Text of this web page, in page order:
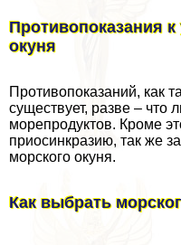
Противопоказания
окуня
Противопоказаний, как
существует, разве – что
морепродуктов. Кроме
приосинкразию, так же
морского окуня.
Как выбрать